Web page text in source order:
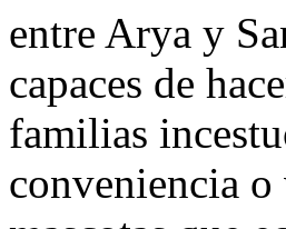
entre Arya y
capaces de
familias
conveniencia